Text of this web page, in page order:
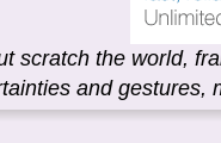
scratch the world,
and gestures,